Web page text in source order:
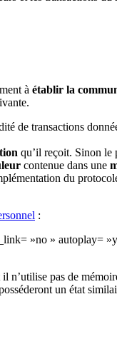
à établir la
de transactions
qu’il reçoit. Sinon le
contenue dans une
du
:
»no » autoplay=
n’utilise pas de
un état